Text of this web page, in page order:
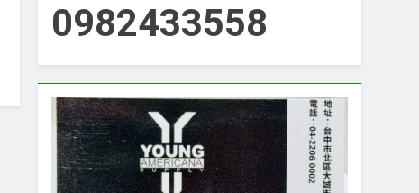
0982433558